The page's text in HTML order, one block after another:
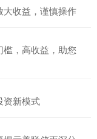
大收益，谨慎操作
，高收益，助您
资新模式